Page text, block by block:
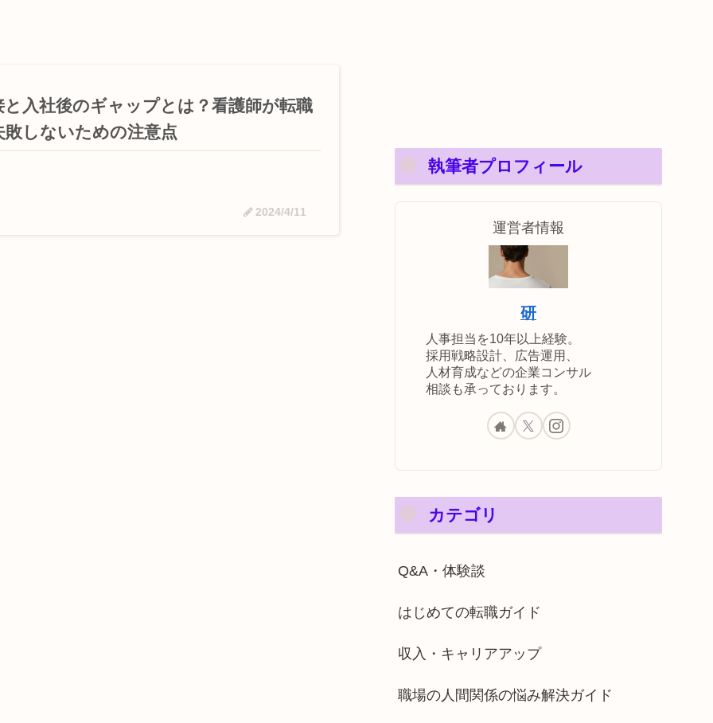
と入社後のギャップとは？看護師が転職
敗しないための注意点
2024/4/11
執筆者プロフィール
運営者情報
研
人事担当を10年以上経験。
採用戦略設計、広告運用、
人材育成などの企業コンサル
相談も承っております。
カテゴリ
Q&A・体験談
はじめての転職ガイド
収入・キャリアアップ
職場の人間関係の悩み解決ガイド